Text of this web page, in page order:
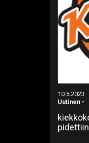
10.5.2023
Uutinen -